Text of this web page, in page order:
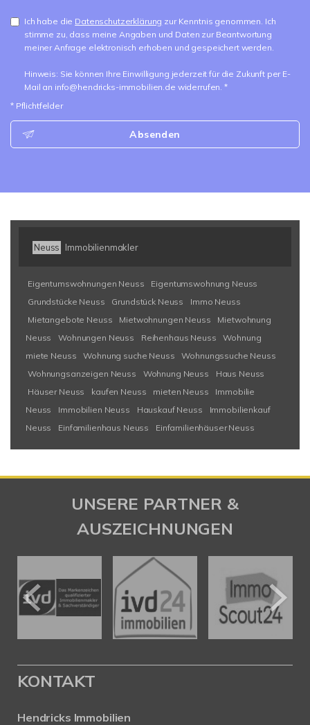
Ich habe die Datenschutzerklärung zur Kenntnis genommen. Ich
stimme zu, dass meine Angaben und Daten zur Beantwortung
meiner Anfrage elektronisch erhoben und gespeichert werden.
Hinweis: Sie können Ihre Einwilligung jederzeit für die Zukunft per E-
Mail an info@hendricks-immobilien.de widerrufen. *
* Pflichtfelder
Absenden
Neuss Immobilienmakler
Eigentumswohnungen Neuss
Eigentumswohnung Neuss
Grundstücke Neuss
Grundstück Neuss
Immo Neuss
Mietangebote Neuss
Mietwohnungen Neuss
Mietwohnung
Neuss
Wohnungen Neuss Reihenhaus Neuss
Wohnung
miete Neuss
Wohnung suche Neuss
Wohnungssuche Neuss
Wohnungsanzeigen Neuss
Wohnung Neuss
Haus Neuss
Häuser Neuss
kaufen Neuss mieten Neuss
Immobilie
Neuss
Immobilien Neuss Hauskauf Neuss
Immobilienkauf
Neuss
Einfamilienhaus Neuss Einfamilienhäuser Neuss
UNSERE PARTNER &
AUSZEICHNUNGEN
KONTAKT
Hendricks Immobilien